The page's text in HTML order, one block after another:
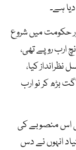
ہے۔
حکومت میں شروع
ارب روپے تھی،
کیا،
بڑھ کر نو ارب
اس منصوبے کی
انہوں نے دس